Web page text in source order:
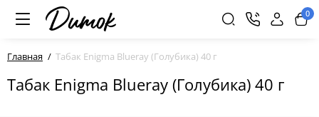
0
Главная Табак Enigma Blueray (Голубика) 40 г
Табак Enigma Blueray (Голубика) 40 г